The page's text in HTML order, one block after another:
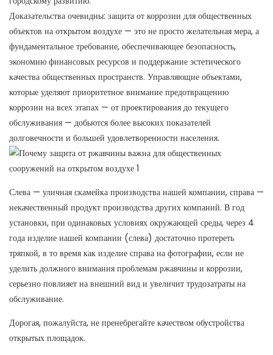
Доказательства очевидны: защита от коррозии для общественных
объектов на открытом воздухе — это не просто желательная мера, а
фундаментальное требование, обеспечивающее безопасность,
экономию финансовых ресурсов и поддержание эстетического
качества общественных пространств. Управляющие объектами,
которые уделяют приоритетное внимание предотвращению
коррозии на всех этапах — от проектирования до текущего
обслуживания — добьются более высоких показателей
долговечности и большей удовлетворенности населения.
Слева — уличная скамейка производства нашей компании, справа —
некачественный продукт производства других компаний. В год
установки, при одинаковых условиях окружающей среды, через 4
года изделие нашей компании (слева) достаточно протереть
тряпкой, в то время как изделие справа на фотографии, если не
уделить должного внимания проблемам ржавчины и коррозии,
серьезно повлияет на внешний вид и увеличит трудозатраты на
обслуживание.
Дорогая, пожалуйста, не пренебрегайте качеством обустройства
открытых площадок.